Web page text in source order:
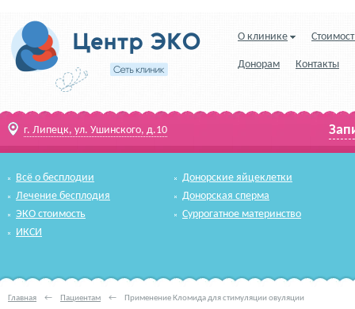
О клинике
Донорам Контакты
г. Липецк, ул. Ушинского, д.10
Всё о бесплодии
Лечение бесплодия
ЭКО стоимость
ИКСИ
Донорские яйцеклетки
Донорская сперма
Суррогатное материнство
Главная ← Пациентам ← Применение Кломида для стимуляции овуляции